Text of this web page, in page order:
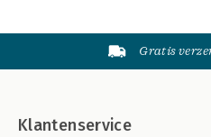
Gratis
Klantenservice